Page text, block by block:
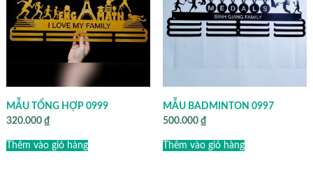
MẪU TỔNG HỢP 0999
320.000 ₫
Thêm vào giỏ hàng
MẪU BADMINTON 0997
500.000 ₫
Thêm vào giỏ hàng